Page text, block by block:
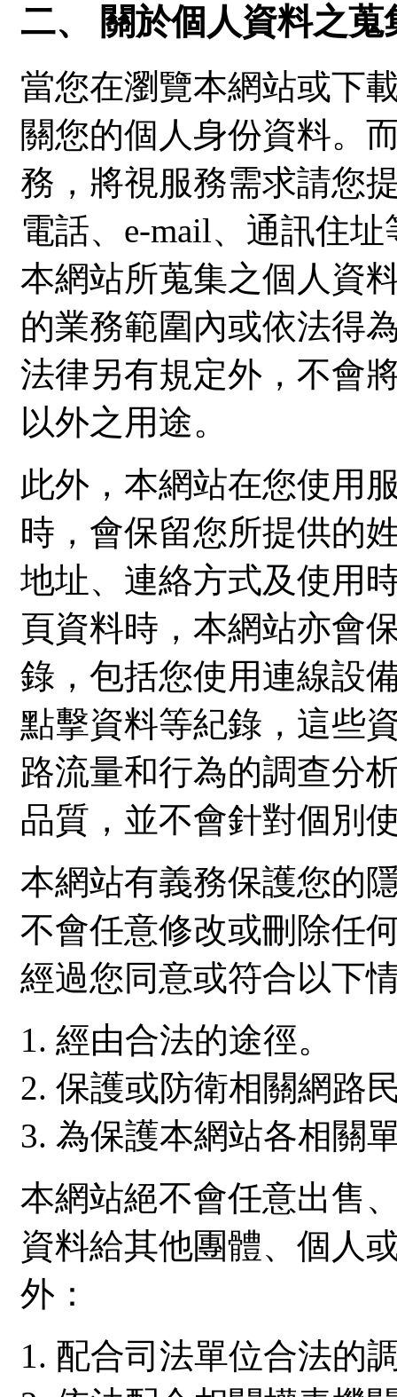
二、 關於個人資料之蒐
當您在瀏覽本網站或下
關您的個人身份資料。
務，將視服務需求請您
電話、e-mail、通訊住
本網站所蒐集之個人資
的業務範圍內或依法得
法律另有規定外，不會
以外之用途。
此外，本網站在您使用
時，會保留您所提供的
地址、連絡方式及使用
頁資料時，本網站亦會
錄，包括您使用連線設
點擊資料等紀錄，這些
路流量和行為的調查分
品質，並不會針對個別
本網站有義務保護您的
不會任意修改或刪除任
經過您同意或符合以下
經由合法的途徑。
保護或防衛相關網路
為保護本網站各相關
本網站絕不會任意出售
資料給其他團體、個人
外：
配合司法單位合法的